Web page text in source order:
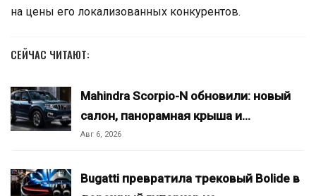
на цены его локализованных конкурентов.
СЕЙЧАС ЧИТАЮТ:
Mahindra Scorpio-N обновили: новый
салон, панорамная крыша и…
Авг 6, 2026
Bugatti превратила трековый Bolide в